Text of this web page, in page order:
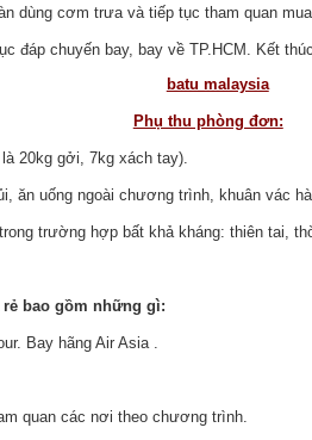
dùng cơm trưa và tiếp tục tham quan
đáp chuyến bay, bay về TP.HCM. Kết
Phụ thu phòng đơn:
20kg gởi, 7kg xách tay).
ăn uống ngoài chương trình, khuân vác
trường hợp bất khả kháng: thiên tai,
rẻ bao gồm những gì:
Bay hãng Air Asia .
quan các nơi theo chương trình.